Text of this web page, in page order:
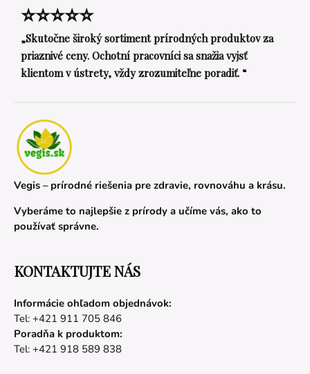
⭐⭐⭐⭐⭐
„Skutočne široký sortiment prírodných produktov za
priaznivé ceny. Ochotní pracovníci sa snažia vyjsť
klientom v ústrety, vždy zrozumiteľne poradiť. “
Vegis – prírodné riešenia pre zdravie, rovnováhu a krásu.
Vyberáme to najlepšie z prírody a učíme vás, ako to
používať správne.
KONTAKTUJTE NÁS
Informácie ohľadom objednávok:
Tel: +421 911 705 846
Poradňa k produktom:
Tel: +421 918 589 838